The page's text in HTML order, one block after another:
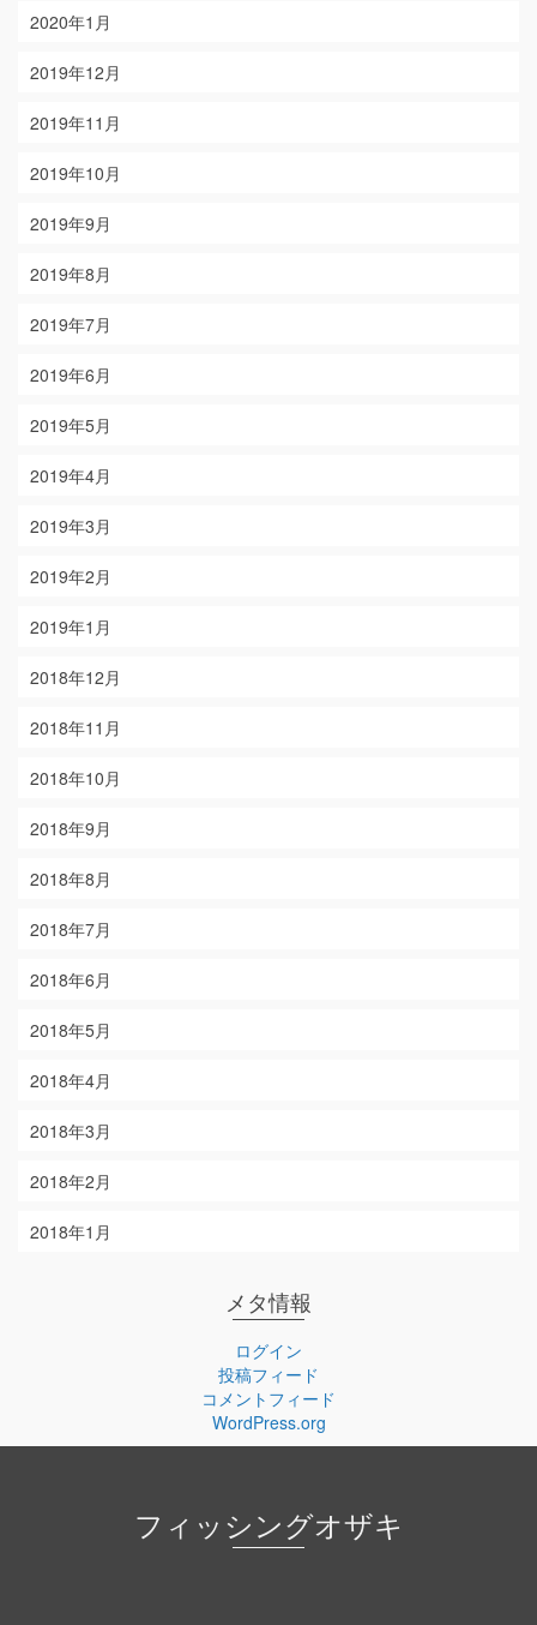
2020年1月
2019年12月
2019年11月
2019年10月
2019年9月
2019年8月
2019年7月
2019年6月
2019年5月
2019年4月
2019年3月
2019年2月
2019年1月
2018年12月
2018年11月
2018年10月
2018年9月
2018年8月
2018年7月
2018年6月
2018年5月
2018年4月
2018年3月
2018年2月
2018年1月
メタ情報
ログイン
投稿フィード
コメントフィード
WordPress.org
フィッシングオザキ